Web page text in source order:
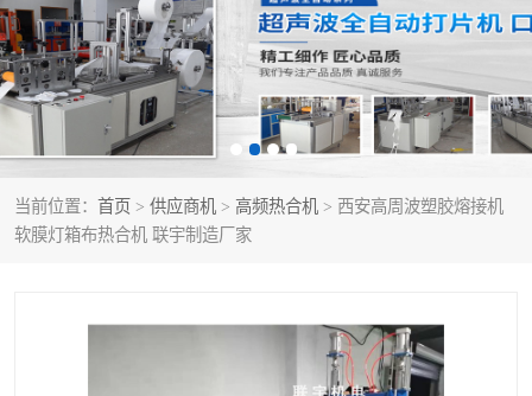
当前位置： 首页 > 供应商机 > 高频热合机 > 西安高周波塑胶熔接机
软膜灯箱布热合机 联宇制造厂家
压花定型机以及压花模具 超声波热合机
高频热合机 超声波花边机
超声波复合压花机 凹凸压花机压标机
3040凹凸压花机 双头服装凹凸压花机
高频压花压标机 自动超声波打片成型机
海绵产品成型机